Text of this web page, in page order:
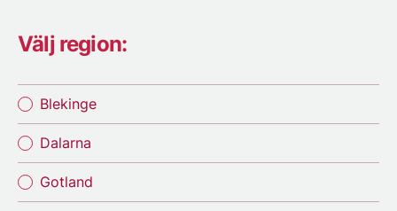
Välj region:
Blekinge
Dalarna
Gotland